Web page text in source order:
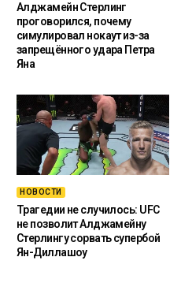
Алджамейн Стерлинг
проговорился, почему
симулировал нокаут из-за
запрещённого удара Петра
Яна
НОВОСТИ
Трагедии не случилось: UFC
не позволит Алджамейну
Стерлингу сорвать супербой
Ян-Диллашоу